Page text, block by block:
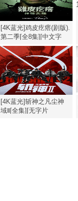
[4K蓝光]鸡皮疙瘩(剧版).
第二季[全8集][中文字
幕].1080p
[4K蓝光]斩神之凡尘神
域Ⅱ[全集][无字片